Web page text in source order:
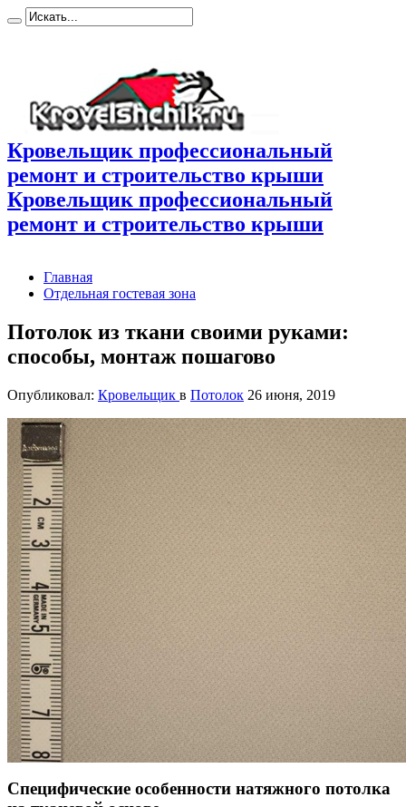
Кровельщик профессиональный
ремонт и строительство крыши
Кровельщик профессиональный
ремонт и строительство крыши
Главная
Отдельная гостевая зона
Потолок из ткани своими руками:
способы, монтаж пошагово
Опубликовал: Кровельщик в Потолок 26 июня, 2019
Специфические особенности натяжного потолка